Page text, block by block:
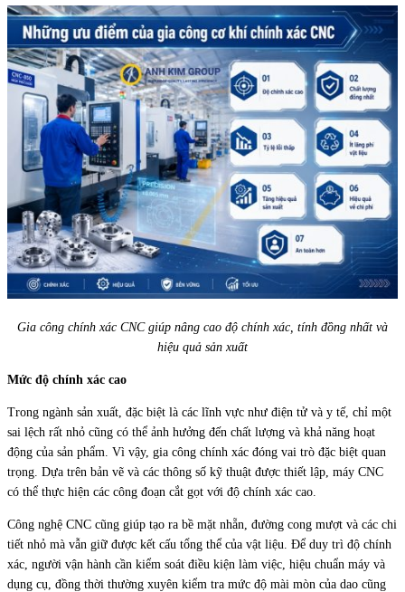
Gia công chính xác CNC giúp nâng cao độ chính xác, tính đồng nhất và
hiệu quả sản xuất
Mức độ chính xác cao
Trong ngành sản xuất, đặc biệt là các lĩnh vực như điện tử và y tế, chỉ một
sai lệch rất nhỏ cũng có thể ảnh hưởng đến chất lượng và khả năng hoạt
động của sản phẩm. Vì vậy, gia công chính xác đóng vai trò đặc biệt quan
trọng. Dựa trên bản vẽ và các thông số kỹ thuật được thiết lập, máy CNC
có thể thực hiện các công đoạn cắt gọt với độ chính xác cao.
Công nghệ CNC cũng giúp tạo ra bề mặt nhẵn, đường cong mượt và các chi
tiết nhỏ mà vẫn giữ được kết cấu tổng thể của vật liệu. Để duy trì độ chính
xác, người vận hành cần kiểm soát điều kiện làm việc, hiệu chuẩn máy và
dụng cụ, đồng thời thường xuyên kiểm tra mức độ mài mòn của dao cũng